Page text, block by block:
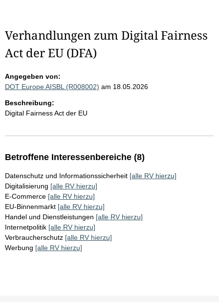
Verhandlungen zum Digital Fairness
Act der EU (DFA)
Angegeben von:
DOT Europe AISBL (R008002) am 18.05.2026
Beschreibung:
Digital Fairness Act der EU
Betroffene Interessenbereiche (8)
Datenschutz und Informationssicherheit [alle RV hierzu]
Digitalisierung [alle RV hierzu]
E-Commerce [alle RV hierzu]
EU-Binnenmarkt [alle RV hierzu]
Handel und Dienstleistungen [alle RV hierzu]
Internetpolitik [alle RV hierzu]
Verbraucherschutz [alle RV hierzu]
Werbung [alle RV hierzu]